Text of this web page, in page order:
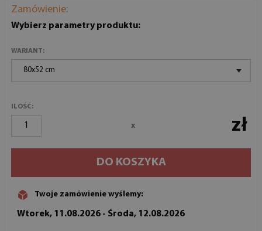
Zamówienie:
Wybierz parametry produktu:
WARIANT:
80x52 cm
ILOŚĆ:
x zł
DO KOSZYKA
Twoje zamówienie wyślemy:
Wtorek, 11.08.2026 - Środa, 12.08.2026